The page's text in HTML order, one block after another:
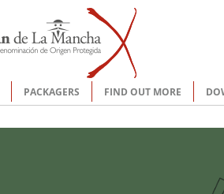
PACKAGERS FIND OUT MORE